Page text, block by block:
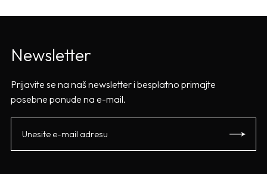
Newsletter
Prijavite se na naš newsletter i besplatno primajte
posebne ponude na e-mail.